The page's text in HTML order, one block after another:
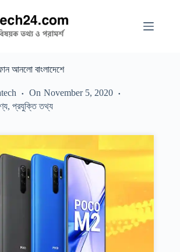
আনলো বাংলাদেশে
On November 5, 2020
,প্রযুক্তি তথ্য